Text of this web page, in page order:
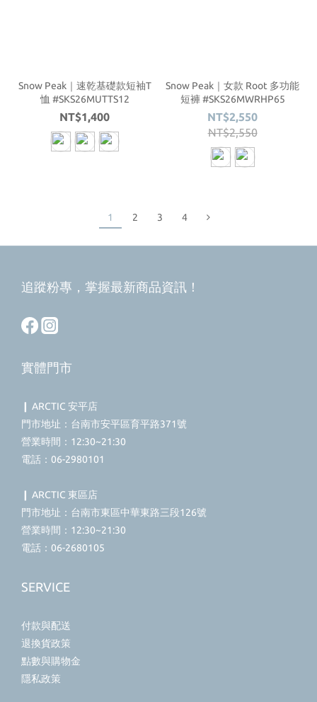
Snow Peak｜速乾基礎款短袖T
恤 #SKS26MUTTS12
NT$1,400
Snow Peak｜女款 Root 多功能
短褲 #SKS26MWRHP65
NT$2,550
NT$2,550
1 2 3 4
追蹤粉專，掌握最新商品資訊！
實體門市
❙ ARCTIC 安平店
門市地址：台南市安平區育平路371號
營業時間：12:30~21:30
電話：06-2980101
❙ ARCTIC 東區店
門市地址：台南市東區中華東路三段126號
營業時間：12:30~21:30
電話：06-2680105
SERVICE
付款與配送
退換貨政策
點數與購物金
隱私政策